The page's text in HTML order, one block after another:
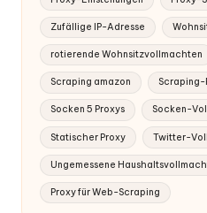
Zufällige IP-Adresse
rotierende Wohnsitzvollmachten
Scraping amazon Scraping-
Socken 5 Proxys Socken-
Statischer Proxy Twitter-
Ungemessene
Proxy für Web-Scraping